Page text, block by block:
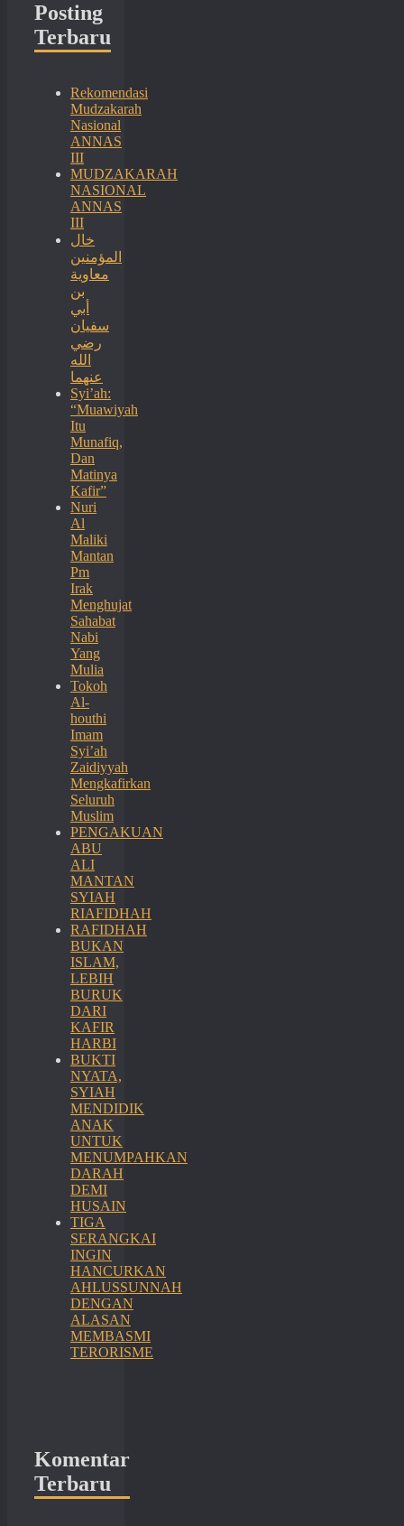
Posting
Terbaru
Rekomendasi
Mudzakarah
Nasional
ANNAS
III
MUDZAKARAH
NASIONAL
ANNAS
III
خال
المؤمنين
معاوية
بن
أبي
سفيان
رضي
الله
عنهما
Syi’ah:
“Muawiyah
Itu
Munafiq,
Dan
Matinya
Kafir”
Nuri
Al
Maliki
Mantan
Pm
Irak
Menghujat
Sahabat
Nabi
Yang
Mulia
Tokoh
Al-
houthi
Imam
Syi’ah
Zaidiyyah
Mengkafirkan
Seluruh
Muslim
PENGAKUAN
ABU
ALI
MANTAN
SYIAH
RIAFIDHAH
RAFIDHAH
BUKAN
ISLAM,
LEBIH
BURUK
DARI
KAFIR
HARBI
BUKTI
NYATA,
SYIAH
MENDIDIK
ANAK
UNTUK
MENUMPAHKAN
DARAH
DEMI
HUSAIN
TIGA
SERANGKAI
INGIN
HANCURKAN
AHLUSSUNNAH
DENGAN
ALASAN
MEMBASMI
TERORISME
Komentar
Terbaru